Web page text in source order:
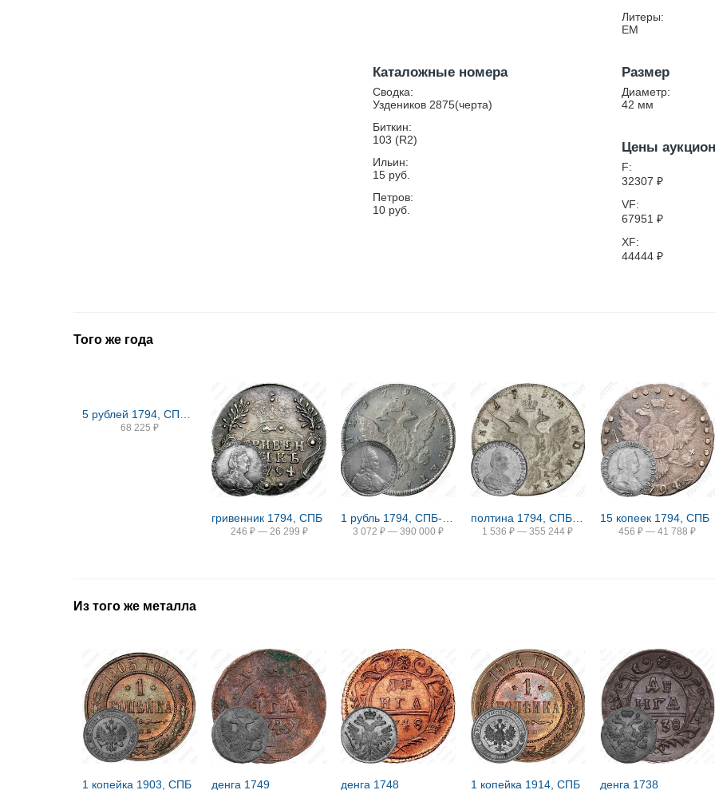
Литеры:
ЕМ
Каталожные номера
Сводка:
Уздеников 2875(черта)
Биткин:
103 (R2)
Ильин:
15 руб.
Петров:
10 руб.
Размер
Диаметр:
42 мм
Цены
F:
32307 ₽
VF:
67951 ₽
XF:
44444 ₽
Того же года
68 225 ₽
гривенник 1794, СПБ
246 ₽ — 26 299 ₽ 3 072 ₽ — 390 000 ₽
полтина 1794, СПБ-TI-АК
1 536 ₽ — 355 244 ₽
15 копеек 1794, СПБ
456 ₽ — 41 788 ₽
Из того же металла
1 копейка 1903, СПБ денга 1749 денга 1748 1 копейка 1914, СПБ денга 1738